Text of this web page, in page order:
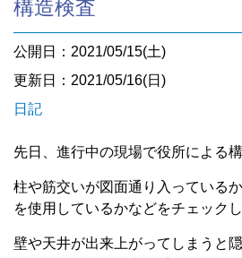
構造検査
公開日：2021/05/15(土)
更新日：2021/05/16(日)
日記
先日、進行中の現場で役所による
柱や筋交いが図面通り入っている
を使用しているかなどをチェックし
壁や天井が出来上がってしまうと